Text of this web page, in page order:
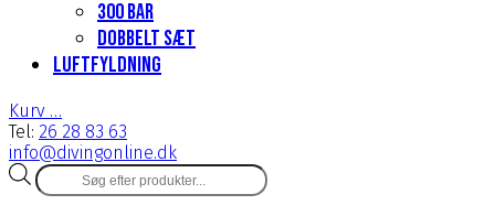
300 bar
Dobbelt sæt
Luftfyldning
Kurv …
Tel: 26 28 83 63
info@divingonline.dk
Products
search